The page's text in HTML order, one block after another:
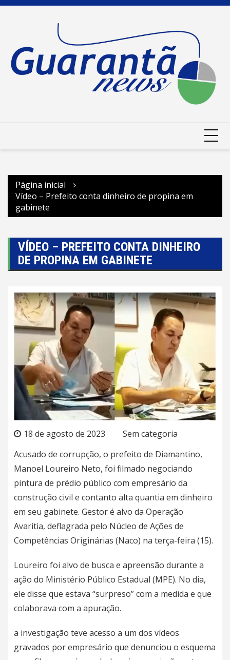
Ir
Página inicial
Vídeo – Prefeito conta dinheiro de propina em
gabinete
VÍDEO – PREFEITO CONTA DINHEIRO
DE PROPINA EM GABINETE
18 de agosto de 2023
Sem categoria
Acusado de corrupção, o prefeito de Diamantino,
Manoel Loureiro Neto, foi filmado negociando
pintura de prédio público com empresário da
construção civil e contanto alta quantia em dinheiro
em seu gabinete. Gestor é alvo da Operação
Avaritia, deflagrada pelo Núcleo de Ações de
Competências Originárias (Naco) na terça-feira (15).
Loureiro foi alvo de busca e apreensão durante a
ação do Ministério Público Estadual (MPE). No dia,
ele disse que estava “surpreso” com a medida e que
colaborava com a apuração.
a investigação teve acesso a um dos vídeos
gravados por empresário que denunciou o esquema